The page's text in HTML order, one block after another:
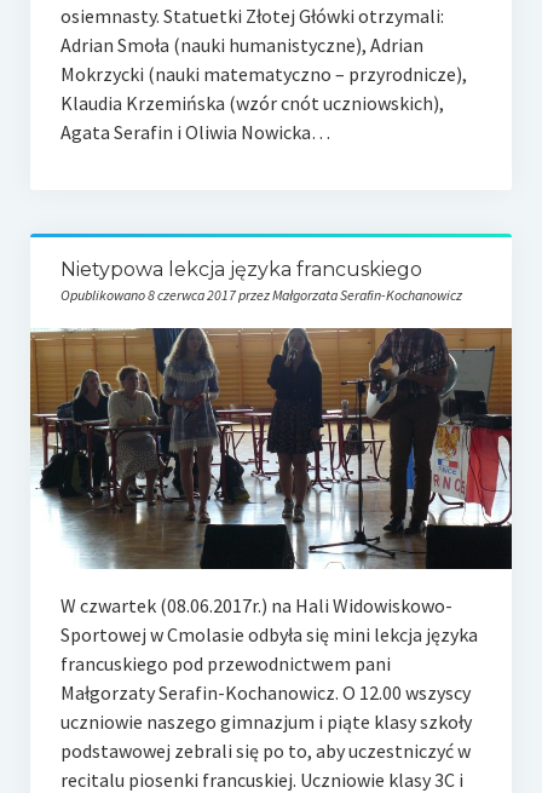
osiemnasty. Statuetki Złotej Główki otrzymali:
Adrian Smoła (nauki humanistyczne), Adrian
Mokrzycki (nauki matematyczno – przyrodnicze),
Klaudia Krzemińska (wzór cnót uczniowskich),
Agata Serafin i Oliwia Nowicka…
Nietypowa lekcja języka francuskiego
Opublikowano 8 czerwca 2017 przez Małgorzata Serafin-Kochanowicz
W czwartek (08.06.2017r.) na Hali Widowiskowo-
Sportowej w Cmolasie odbyła się mini lekcja języka
francuskiego pod przewodnictwem pani
Małgorzaty Serafin-Kochanowicz. O 12.00 wszyscy
uczniowie naszego gimnazjum i piąte klasy szkoły
podstawowej zebrali się po to, aby uczestniczyć w
recitalu piosenki francuskiej. Uczniowie klasy 3C i